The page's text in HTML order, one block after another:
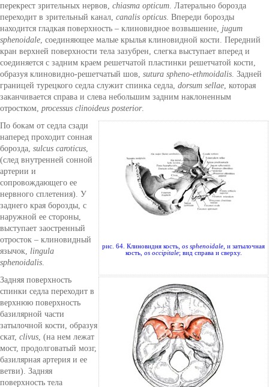
перекрест зрительных нервов, chiasma opticum. Латерально борозда
переходит в зрительный канал, canalis opticus. Впереди борозды
находится гладкая поверхность – клиновидное возвышение, jugum
sphenoidale, соединяющее малые крылья клиновидной кости. Передний
кран верхней поверхности тела зазубрен, слегка выступает вперед и
соединяется с задним краем решетчатой пластинки решетчатой кости,
образуя клиновидно-решетчатый шов, sutura spheno-ethmoidalis. Задней
границей турецкого седла служит спинка седла, dorsum sellae, которая
заканчивается справа и слева небольшим задним наклоненным
отростком, processus clinoideus posterior.
рис. 64. Клиновидня кость, os sphenoidale , и затылочная
кость, os occipitale; вид справа и сверху.
По бокам от седла сзади
наперед проходит сонная
борозда, sulcus caroticus,
(след внутренней сонной
артерии и
сопровождающего ее
нервного сплетения). У
заднего края борозды, с
наружной ее стороны,
выступает заостренный
отросток – клиновидный
язычок, lingula
sphenoidalis.
Задняя поверхность
спинки седла переходит в
верхнюю поверхность
базилярной части
затылочной кости, образуя
скат, clivus, (на нем лежат
мост, продолговатый мозг,
базилярная артерия и ее
ветви). Задняя
поверхность тела